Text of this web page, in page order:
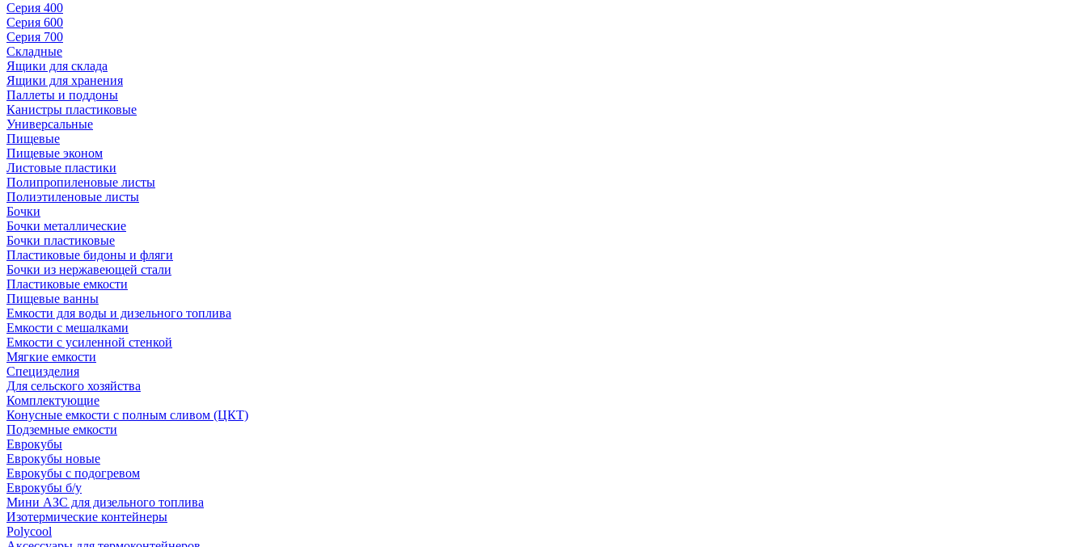
Серия 400
Серия 600
Серия 700
Складные
Ящики для склада
Ящики для хранения
Паллеты и поддоны
Канистры пластиковые
Универсальные
Пищевые
Пищевые эконом
Листовые пластики
Полипропиленовые листы
Полиэтиленовые листы
Бочки
Бочки металлические
Бочки пластиковые
Пластиковые бидоны и фляги
Бочки из нержавеющей стали
Пластиковые емкости
Пищевые ванны
Емкости для воды и дизельного топлива
Емкости с мешалками
Емкости с усиленной стенкой
Мягкие емкости
Специзделия
Для сельского хозяйства
Комплектующие
Конусные емкости с полным сливом (ЦКТ)
Подземные емкости
Еврокубы
Еврокубы новые
Еврокубы с подогревом
Еврокубы б/у
Мини АЗС для дизельного топлива
Изотермические контейнеры
Polycool